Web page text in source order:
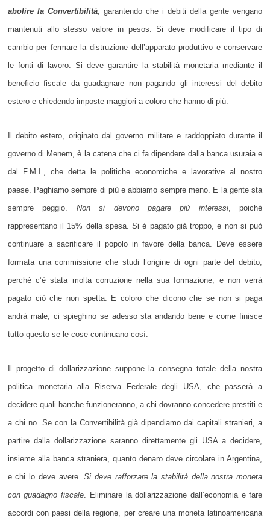
abolire la Convertibilità, garantendo che i debiti della gente vengano
mantenuti allo stesso valore in pesos. Si deve modificare il tipo di
cambio per fermare la distruzione dell’apparato produttivo e conservare
le fonti di lavoro. Si deve garantire la stabilità monetaria mediante il
beneficio fiscale da guadagnare non pagando gli interessi del debito
estero e chiedendo imposte maggiori a coloro che hanno di più.
Il debito estero, originato dal governo militare e raddoppiato durante il
governo di Menem, è la catena che ci fa dipendere dalla banca usuraia e
dal F.M.I., che detta le politiche economiche e lavorative al nostro
paese. Paghiamo sempre di più e abbiamo sempre meno. E la gente sta
sempre peggio. Non si devono pagare più interessi, poiché
rappresentano il 15% della spesa. Si è pagato già troppo, e non si può
continuare a sacrificare il popolo in favore della banca. Deve essere
formata una commissione che studi l’origine di ogni parte del debito,
perché c’è stata molta corruzione nella sua formazione, e non verrà
pagato ciò che non spetta. E coloro che dicono che se non si paga
andrà male, ci spieghino se adesso sta andando bene e come finisce
tutto questo se le cose continuano così.
Il progetto di dollarizzazione suppone la consegna totale della nostra
politica monetaria alla Riserva Federale degli USA, che passerà a
decidere quali banche funzioneranno, a chi dovranno concedere prestiti e
a chi no. Se con la Convertibilità già dipendiamo dai capitali stranieri, a
partire dalla dollarizzazione saranno direttamente gli USA a decidere,
insieme alla banca straniera, quanto denaro deve circolare in Argentina,
e chi lo deve avere.Si deve rafforzare la stabilità della nostra moneta
con guadagno fiscale . Eliminare la dollarizzazione dall’economia e fare
accordi con paesi della regione, per creare una moneta latinoamericana